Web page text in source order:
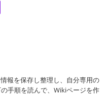
報を保存し整理し、自分専用の
手順を読んで、Wikiページを作